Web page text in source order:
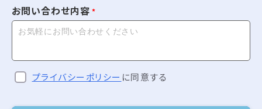
お問い合わせ内容
プライバシーポリシー に同意する